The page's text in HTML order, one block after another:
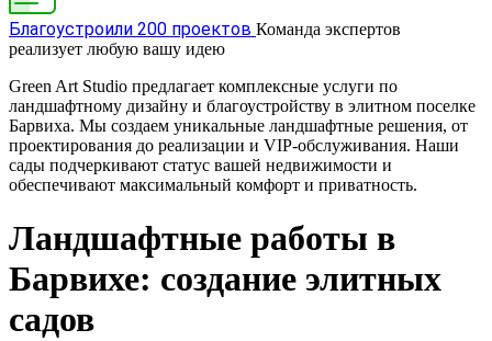
Благоустроили 200 проектов Команда экспертов
реализует любую вашу идею
Green Art Studio предлагает комплексные услуги по
ландшафтному дизайну и благоустройству в элитном поселке
Барвиха. Мы создаем уникальные ландшафтные решения, от
проектирования до реализации и VIP-обслуживания. Наши
сады подчеркивают статус вашей недвижимости и
обеспечивают максимальный комфорт и приватность.
Ландшафтные работы в
Барвихе: создание элитных
садов